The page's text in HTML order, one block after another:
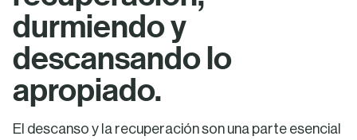
durmiendo y
descansando lo
apropiado.
El descanso y la recuperación son una parte esencial